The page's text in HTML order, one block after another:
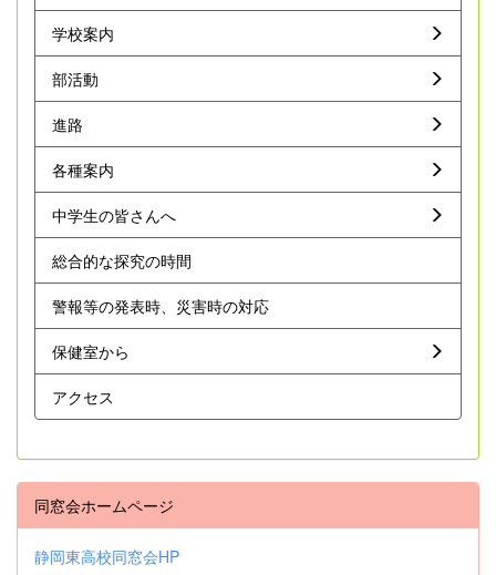
学校案内
部活動
進路
各種案内
中学生の皆さんへ
総合的な探究の時間
警報等の発表時、災害時の対応
保健室から
アクセス
同窓会ホームページ
静岡東高校同窓会HP